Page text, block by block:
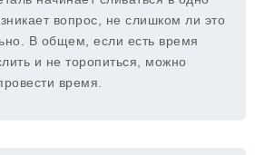
вопрос, не слишком ли это
В общем, если есть время
и не торопиться, можно
время.